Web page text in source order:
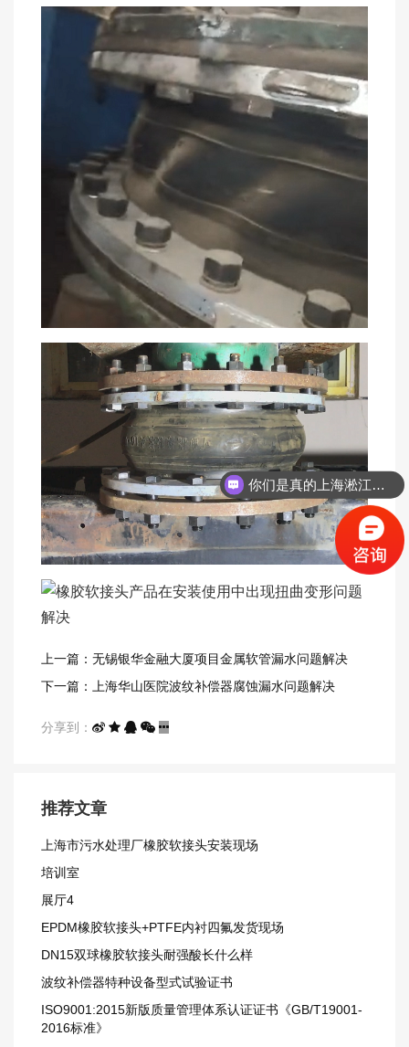
上一篇：无锡银华金融大厦项目金属软管漏水问题解决
下一篇：上海华山医院波纹补偿器腐蚀漏水问题解决
分享到：
推荐文章
上海市污水处理厂橡胶软接头安装现场
培训室
展厅4
EPDM橡胶软接头+PTFE内衬四氟发货现场
DN15双球橡胶软接头耐强酸长什么样
波纹补偿器特种设备型式试验证书
ISO9001:2015新版质量管理体系认证证书《GB/T19001-
2016标准》
你们是真的上海淞江吗？